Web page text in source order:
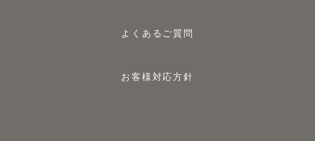
よくあるご質問
お客様対応方針